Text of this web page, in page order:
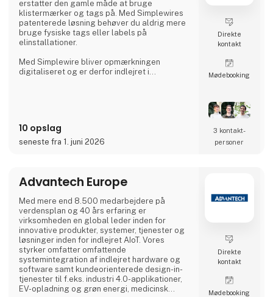
erstatter den gamle måde at bruge
klistermærker og tags på. Med Simplewires
patenterede løsning behøver du aldrig mere
bruge fysiske tags eller labels på
elinstallationer.
Med Simplewire bliver opmærkningen
digitaliseret og er derfor indlejret i
mærkningssystem er det bedste
mærkningssystem i verden.
Simplewires clips overfører ID'et fra dine
sikringer til alle el
10 opslag
seneste fra 1. juni 2026
Direkte
kontakt
Møde­booking
3 kontakt­
personer
Advantech Europe
Med mere end 8.500 medarbejdere på
verdensplan og 40 års erfaring er
virksomheden en global leder inden for
innovative produkter, systemer, tjenester og
løsninger inden for indlejret AIoT. Vores
styrker omfatter omfattende
systemintegration af indlejret hardware og
software samt kundeorienterede design-in-
tjenester til f.eks. industri 4.0-applikationer,
EV-opladning og grøn energi, medicinsk
Direkte
kontakt
Møde­booking